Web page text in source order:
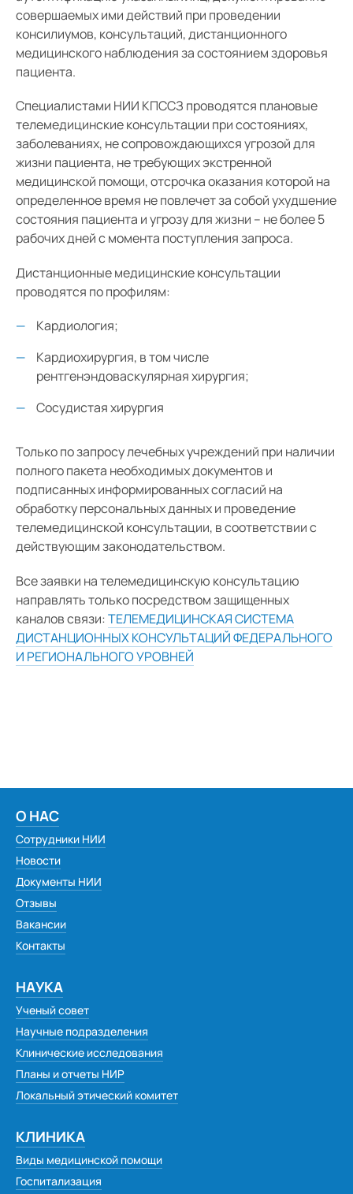
Средний
Гарнитура:
Без засечек
С засечками
Виды медицинской помощи
Госпитализация
Консультативно-диагностическое отделение
Личный кабинет налогоплательщика
Лекарственное обеспечение
Права и обязанности
Программы реабилитации
Полезная информация
Школа здоровья. Кардиохирургия
совершаемых ими действий при проведении
консилиумов, консультаций, дистанционного
медицинского наблюдения за состоянием здоровья
пациента.
Специалистами НИИ КПССЗ проводятся плановые
телемедицинские консультации при состояниях,
заболеваниях, не сопровождающихся угрозой для
жизни пациента, не требующих экстренной
медицинской помощи, отсрочка оказания которой на
определенное время не повлечет за собой ухудшение
состояния пациента и угрозу для жизни – не более 5
рабочих дней с момента поступления запроса.
Дистанционные медицинские консультации
проводятся по профилям:
Кардиология;
Кардиохирургия, в том числе
рентгенэндоваскулярная хирургия;
Сосудистая хирургия
Только по запросу лечебных учреждений при наличии
полного пакета необходимых документов и
подписанных информированных согласий на
обработку персональных данных и проведение
телемедицинской консультации, в соответствии с
действующим законодательством.
Все заявки на телемедицинскую консультацию
направлять только посредством защищенных
каналов связи:ТЕЛЕМЕДИЦИНСКАЯ СИСТЕМА
ДИСТАНЦИОННЫХ КОНСУЛЬТАЦИЙ ФЕДЕРАЛЬНОГО
И РЕГИОНАЛЬНОГО УРОВНЕЙ
О НАС
Сотрудники НИИ
Новости
Документы НИИ
Отзывы
Вакансии
Контакты
НАУКА
Ученый совет
Научные подразделения
Клинические исследования
Планы и отчеты НИР
Локальный этический комитет
КЛИНИКА
Виды медицинской помощи
Госпитализация